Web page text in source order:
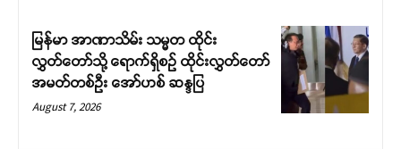
မြန်မာ အာဏာသိမ်း သမ္မတ ထိုင်း
လွှတ်တော်သို့ ရောက်ရှိစဉ် ထိုင်းလွှတ်တော်
အမတ်တစ်ဦး အော်ဟစ် ဆန္ဒပြ
August 7, 2026